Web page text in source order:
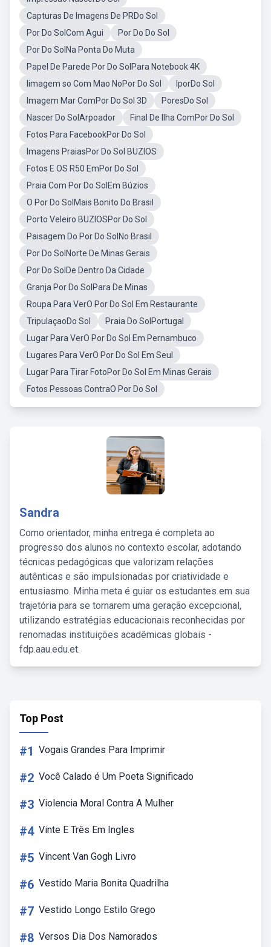
Capturas De Imagens De PRDo Sol
Por Do SolCom Agui
Por Do Do Sol
Por Do SolNa Ponta Do Muta
Papel De Parede Por Do SolPara Notebook 4K
Iimagem so Com Mao NoPor Do Sol
IporDo Sol
Imagem Mar ComPor Do Sol 3D
PoresDo Sol
Nascer Do SolArpoador
Final De Ilha ComPor Do Sol
Fotos Para FacebookPor Do Sol
Imagens PraiasPor Do Sol BUZIOS
Fotos E OS R50 EmPor Do Sol
Praia Com Por Do SolEm Búzios
O Por Do SolMais Bonito Do Brasil
Porto Veleiro BUZIOSPor Do Sol
Paisagem Do Por Do SolNo Brasil
Por Do SolNorte De Minas Gerais
Por Do SolDe Dentro Da Cidade
Granja Por Do SolPara De Minas
Roupa Para VerO Por Do Sol Em Restaurante
TripulaçaoDo Sol
Praia Do SolPortugal
Lugar Para VerO Por Do Sol Em Pernambuco
Lugares Para VerO Por Do Sol Em Seul
Lugar Para Tirar FotoPor Do Sol Em Minas Gerais
Fotos Pessoas ContraO Por Do Sol
Sandra
Como orientador, minha entrega é completa ao
progresso dos alunos no contexto escolar, adotando
técnicas pedagógicas que valorizam relações
autênticas e são impulsionadas por criatividade e
entusiasmo. Minha meta é guiar os estudantes em sua
trajetória para se tornarem uma geração excepcional,
utilizando estratégias educacionais reconhecidas por
renomadas instituições acadêmicas globais -
fdp.aau.edu.et.
Top Post
#1 Vogais Grandes Para Imprimir
#2 Você Calado é Um Poeta Significado
#3 Violencia Moral Contra A Mulher
#4 Vinte E Três Em Ingles
#5 Vincent Van Gogh Livro
#6 Vestido Maria Bonita Quadrilha
#7 Vestido Longo Estilo Grego
#8 Versos Dia Dos Namorados